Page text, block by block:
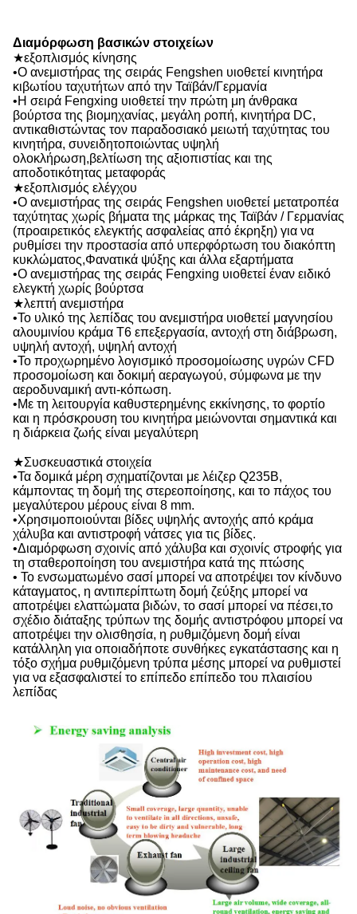
Διαμόρφωση βασικών στοιχείων
★εξοπλισμός κίνησης
•Ο ανεμιστήρας της σειράς Fengshen υιοθετεί κινητήρα
κιβωτίου ταχυτήτων από την Ταϊβάν/Γερμανία
•Η σειρά Fengxing υιοθετεί την πρώτη μη άνθρακα
βούρτσα της βιομηχανίας, μεγάλη ροπή, κινητήρα DC,
αντικαθιστώντας τον παραδοσιακό μειωτή ταχύτητας του
κινητήρα, συνειδητοποιώντας υψηλή
ολοκλήρωση,βελτίωση της αξιοπιστίας και της
αποδοτικότητας μεταφοράς
★εξοπλισμός ελέγχου
•Ο ανεμιστήρας της σειράς Fengshen υιοθετεί μετατροπέα
ταχύτητας χωρίς βήματα της μάρκας της Ταϊβάν / Γερμανίας
(προαιρετικός ελεγκτής ασφαλείας από έκρηξη) για να
ρυθμίσει την προστασία από υπερφόρτωση του διακόπτη
κυκλώματος,Φανατικά ψύξης και άλλα εξαρτήματα
•Ο ανεμιστήρας της σειράς Fengxing υιοθετεί έναν ειδικό
ελεγκτή χωρίς βούρτσα
★λεπτή ανεμιστήρα
•Το υλικό της λεπίδας του ανεμιστήρα υιοθετεί μαγνησίου
αλουμινίου κράμα T6 επεξεργασία, αντοχή στη διάβρωση,
υψηλή αντοχή, υψηλή αντοχή
•Το προχωρημένο λογισμικό προσομοίωσης υγρών CFD
προσομοίωση και δοκιμή αεραγωγού, σύμφωνα με την
αεροδυναμική αντι-κόπωση.
•Με τη λειτουργία καθυστερημένης εκκίνησης, το φορτίο
και η πρόσκρουση του κινητήρα μειώνονται σημαντικά και
η διάρκεια ζωής είναι μεγαλύτερη
★Συσκευαστικά στοιχεία
•Τα δομικά μέρη σχηματίζονται με λέιζερ Q235B,
κάμποντας τη δομή της στερεοποίησης, και το πάχος του
μεγαλύτερου μέρους είναι 8 mm.
•Χρησιμοποιούνται βίδες υψηλής αντοχής από κράμα
χάλυβα και αντιστροφή νάτσες για τις βίδες.
•Διαμόρφωση σχοινίς από χάλυβα και σχοινίς στροφής για
τη σταθεροποίηση του ανεμιστήρα κατά της πτώσης
• Το ενσωματωμένο σασί μπορεί να αποτρέψει τον κίνδυνο
κάταγματος, η αντιπερίπτωτη δομή ζεύξης μπορεί να
αποτρέψει ελαττώματα βιδών, το σασί μπορεί να πέσει,το
σχέδιο διάταξης τρύπων της δομής αντιστρόφου μπορεί να
αποτρέψει την ολισθησία, η ρυθμιζόμενη δομή είναι
κατάλληλη για οποιαδήποτε συνθήκες εγκατάστασης και η
τόξο σχήμα ρυθμιζόμενη τρύπα μέσης μπορεί να ρυθμιστεί
για να εξασφαλιστεί το επίπεδο επίπεδο του πλαισίου
λεπίδας